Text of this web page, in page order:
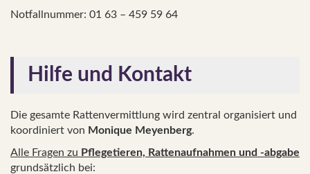
Notfallnummer: 01 63 – 459 59 64
Hilfe und Kontakt
Die gesamte Rattenvermittlung wird zentral organisiert und
koordiniert von Monique Meyenberg.
Alle Fragen zu Pflegetieren, Rattenaufnahmen und -abgabe
grundsätzlich bei: